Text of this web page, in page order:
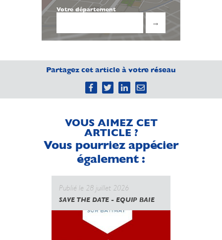
Votre département
→
Partagez cet article à votre réseau
VOUS AIMEZ CET
ARTICLE ?
Vous pourriez appécier
également :
Publié le 28 juillet 2026
SAVE THE DATE - EQUIP BAIE